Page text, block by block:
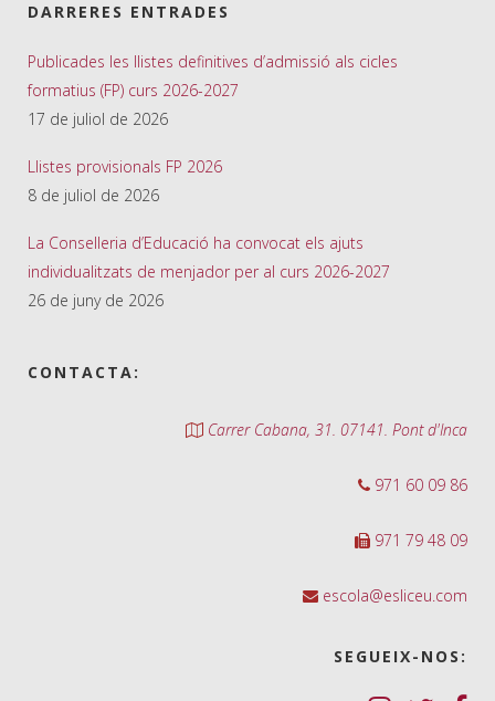
DARRERES ENTRADES
Publicades les llistes definitives d’admissió als cicles
formatius (FP) curs 2026-2027
17 de juliol de 2026
Llistes provisionals FP 2026
8 de juliol de 2026
La Conselleria d’Educació ha convocat els ajuts
individualitzats de menjador per al curs 2026-2027
26 de juny de 2026
CONTACTA:
Carrer Cabana, 31. 07141. Pont d'Inca
971 60 09 86
971 79 48 09
escola@esliceu.com
SEGUEIX-NOS: